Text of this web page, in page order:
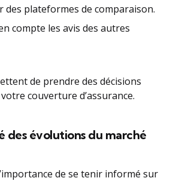
des plateformes de comparaison.
compte les avis des autres
de prendre des décisions
couverture d’assurance.
des évolutions du marché
de se tenir informé sur